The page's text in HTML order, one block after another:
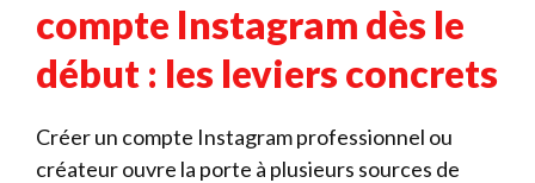
compte Instagram dès le
début : les leviers concrets
Créer un compte Instagram professionnel ou
créateur ouvre la porte à plusieurs sources de